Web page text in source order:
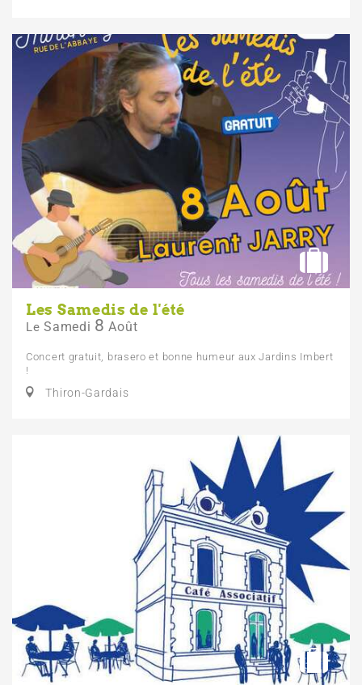
Les Samedis de l'été
Le Samedi 8 Août
Concert gratuit, brasero et bonne humeur aux Jardins Imbert
!
Thiron-Gardais